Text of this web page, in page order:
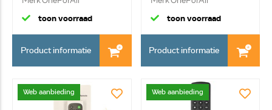
Vervangende af...
toon voorraad
Product informatie
Vervangende af...
toon voorraad
Product informatie
Web aanbieding Web aanbieding